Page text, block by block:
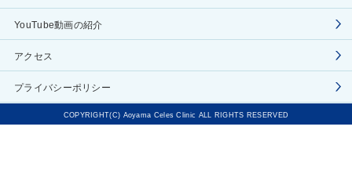
YouTube動画の紹介
アクセス
プライバシーポリシー
COPYRIGHT(C) Aoyama Celes Clinic ALL RIGHTS RESERVED